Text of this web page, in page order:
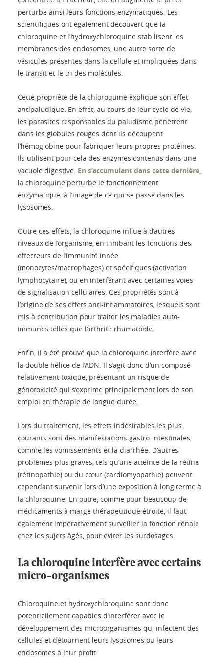
perturbe ainsi leurs fonctions enzymatiques. Les
scientifiques ont également découvert que la
chloroquine et l’hydroxychloroquine stabilisent les
membranes des endosomes, une autre sorte de
vésicules présentes dans la cellule et impliquées dans
le transit et le tri des molécules.
Cette propriété de la chloroquine explique son effet
antipaludique. En effet, au cours de leur cycle de vie,
les parasites responsables du paludisme pénètrent
dans les globules rouges dont ils découpent
l’hémoglobine pour fabriquer leurs propres protéines.
Ils utilisent pour cela des enzymes contenus dans une
vacuole digestive. En s’accumulant dans cette dernière,
la chloroquine perturbe le fonctionnement
enzymatique, à l’image de ce qui se passe dans les
lysosomes.
Outre ces effets, la chloroquine influe à d’autres
niveaux de l’organisme, en inhibant les fonctions des
effecteurs de l’immunité innée
(monocytes/macrophages) et spécifiques (activation
lymphocytaire), ou en interférant avec certaines voies
de signalisation cellulaires. Ces propriétés sont à
l’origine de ses effets anti-inflammatoires, lesquels sont
mis à contribution pour traiter les maladies auto-
immunes telles que l’arthrite rhumatoïde.
Enfin, il a été prouvé que la chloroquine interfère avec
la double hélice de l’ADN. Il s’agit donc d’un composé
relativement toxique, présentant un risque de
génotoxicité qui s’exprime principalement lors de son
emploi en thérapie de longue durée.
Lors du traitement, les effets indésirables les plus
courants sont des manifestations gastro-intestinales,
comme les vomissements et la diarrhée. D’autres
problèmes plus graves, tels qu’une atteinte de la rétine
(rétinopathie) ou du cœur (cardiomyopathie) peuvent
cependant survenir lors d’une exposition à long terme à
la chloroquine. En outre, comme pour beaucoup de
médicaments à marge thérapeutique étroite, il faut
également impérativement surveiller la fonction rénale
chez les sujets âgés, pour éviter les surdosages.
La chloroquine interfère avec certains
micro-organismes
Chloroquine et hydroxychloroquine sont donc
potentiellement capables d’interférer avec le
développement des microorganismes qui infectent des
cellules et détournent leurs lysosomes ou leurs
endosomes à leur profit.